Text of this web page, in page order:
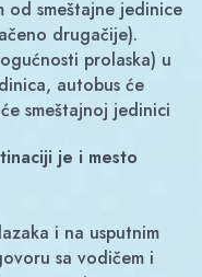
smeštajne jedinice
drugačije).
prolaska) u
autobus će
smeštajnoj jedinici
je i mesto
sa vodičem i